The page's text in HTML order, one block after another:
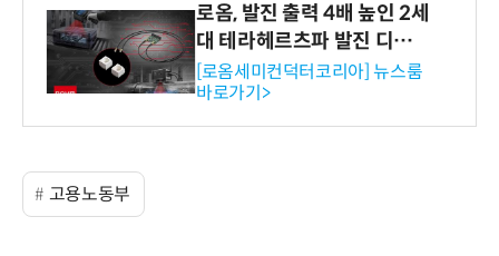
로옴, 발진 출력 4배 높인 2세
대 테라헤르츠파 발진 디바이
스 개발
[로옴세미컨덕터코리아] 뉴스룸
바로가기>
고용노동부